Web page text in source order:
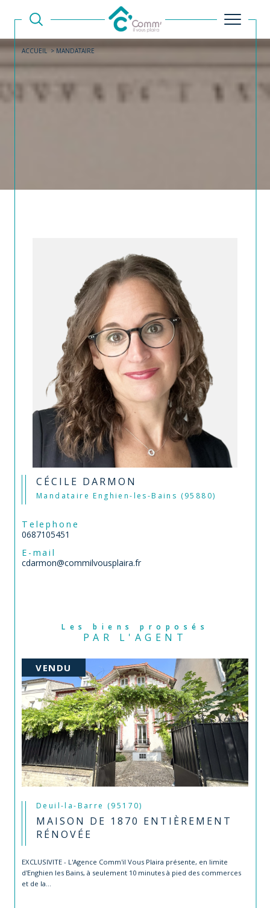
ACCUEIL MANDATAIRE
CÉCILE DARMON
Mandataire Enghien-les-Bains (95880)
Telephone
0687105451
E-mail
cdarmon@commilvousplaira.fr
Les biens proposés
PAR L'AGENT
VENDU
Deuil-la-Barre (95170)
MAISON DE 1870 ENTIÈREMENT
RÉNOVÉE
EXCLUSIVITE - L'Agence Comm'il Vous Plaira présente, en limite
d'Enghien les Bains, à seulement 10 minutes à pied des commerces
et de la...